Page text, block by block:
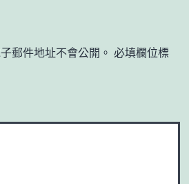
郵件地址不會公開。 必填欄位標